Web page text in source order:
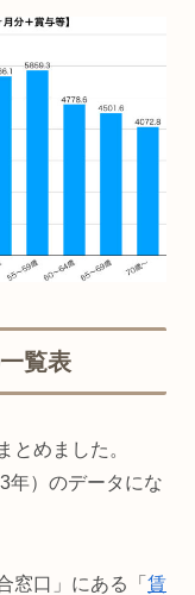
覧表
とめました。
年）のデータにな
窓口」にある「 賃